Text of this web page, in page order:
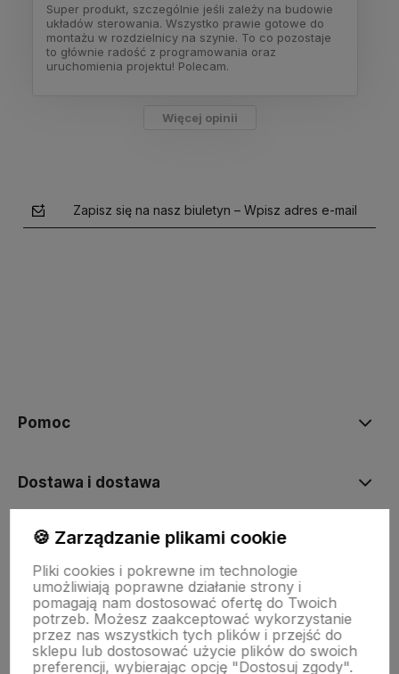
Super produkt, szczególnie jeśli zależy na budowie
układów sterowania. Wszystko prawie gotowe do
montażu w rozdzielnicy na szynie. To co pozostaje
to głównie radość z programowania oraz
uruchomienia projektu! Polecam.
Więcej opinii
Zapisz się na nasz biuletyn – Wpisz adres e-mail
Pomoc
Dostawa i dostawa
Moje konto
Gwarancja i zwroty
O firmie
🍪 Zarządzanie plikami cookie
Pliki cookies i pokrewne im technologie
umożliwiają poprawne działanie strony i
pomagają nam dostosować ofertę do Twoich
potrzeb. Możesz zaakceptować wykorzystanie
przez nas wszystkich tych plików i przejść do
sklepu lub dostosować użycie plików do swoich
preferencji, wybierając opcję "Dostosuj zgody".